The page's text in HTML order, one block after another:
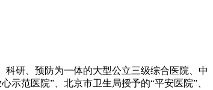
研、预防为一体的大型公立三级综合医院、中
范医院”、北京市卫生局授予的“平安医院”、